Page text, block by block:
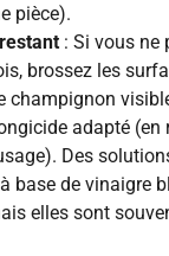
pièce).
: Si vous ne
brossez les
champignon
adapté (en
Des
base de vinaigre
elles sont